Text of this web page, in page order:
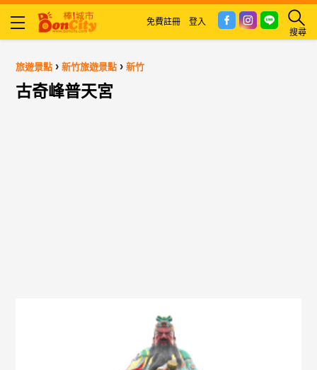
搜尋
免費註冊 登入
旅遊景點 ›新竹旅遊景點 ›新竹
古奇峰普天宮